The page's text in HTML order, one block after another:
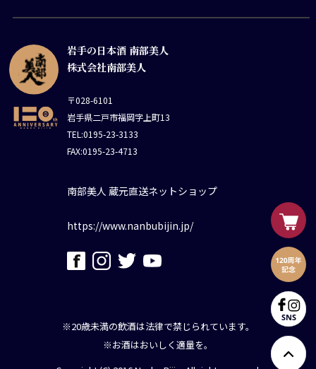
岩手の日本酒 南部美人
株式会社南部美人
〒028-6101
岩手県二戸市福岡字上町13
TEL:0195-23-3133
FAX:0195-23-4713
南部美人 蔵元直送ネットショップ
https://www.nanbubijin.jp/
※20歳未満の飲酒は法律で禁じられています。
※お酒はおいしく適量を。